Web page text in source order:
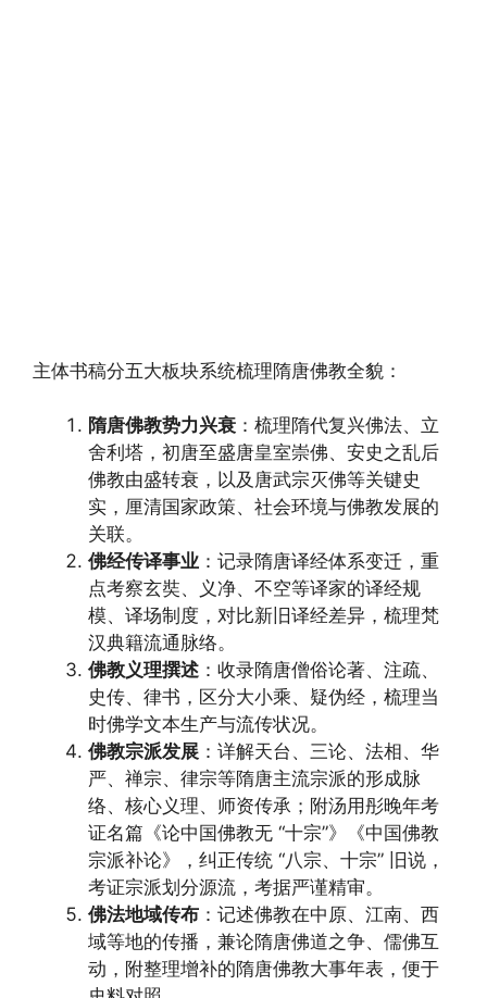
主体书稿分五大板块系统梳理隋唐佛教全貌：
隋唐佛教势力兴衰 ：梳理隋代复兴佛法、立
舍利塔，初唐至盛唐皇室崇佛、安史之乱后
佛教由盛转衰，以及唐武宗灭佛等关键史
实，厘清国家政策、社会环境与佛教发展的
关联。
佛经传译事业 ：记录隋唐译经体系变迁，重
点考察玄奘、义净、不空等译家的译经规
模、译场制度，对比新旧译经差异，梳理梵
汉典籍流通脉络。
佛教义理撰述 ：收录隋唐僧俗论著、注疏、
史传、律书，区分大小乘、疑伪经，梳理当
时佛学文本生产与流传状况。
佛教宗派发展 ：详解天台、三论、法相、华
严、禅宗、律宗等隋唐主流宗派的形成脉
络、核心义理、师资传承；附汤用彤晚年考
证名篇《论中国佛教无 “十宗”》《中国佛教
宗派补论》，纠正传统 “八宗、十宗” 旧说，
考证宗派划分源流，考据严谨精审。
佛法地域传布 ：记述佛教在中原、江南、西
域等地的传播，兼论隋唐佛道之争、儒佛互
动，附整理增补的隋唐佛教大事年表，便于